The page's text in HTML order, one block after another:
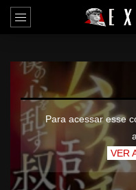
Para acessar esse
VER